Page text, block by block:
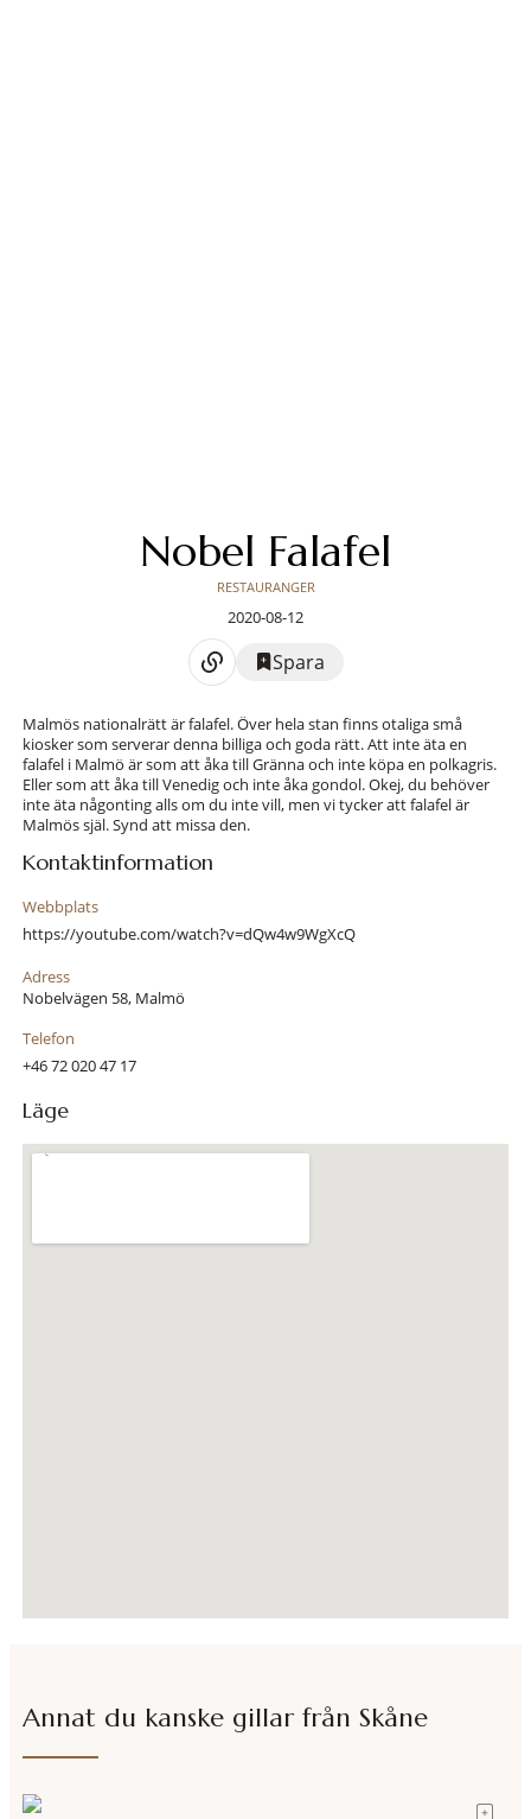
Nobel Falafel
RESTAURANGER
2020-08-12
Spara
Malmös nationalrätt är falafel. Över hela stan finns otaliga små
kiosker som serverar denna billiga och goda rätt. Att inte äta en
falafel i Malmö är som att åka till Gränna och inte köpa en polkagris.
Eller som att åka till Venedig och inte åka gondol. Okej, du behöver
inte äta någonting alls om du inte vill, men vi tycker att falafel är
Malmös själ. Synd att missa den.
Kontaktinformation
Webbplats
https://youtube.com/watch?v=dQw4w9WgXcQ
Adress
Nobelvägen 58, Malmö
Telefon
+46 72 020 47 17
Läge
Annat du kanske gillar från Skåne